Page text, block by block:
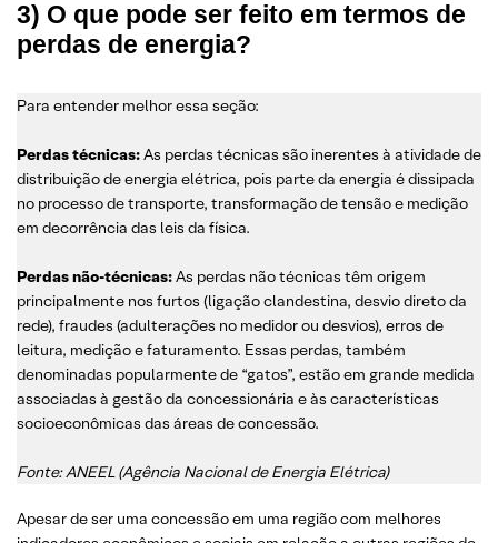
3) O que pode ser feito em termos de
perdas de energia?
Para entender melhor essa seção:
Perdas técnicas:As perdas técnicas são inerentes à atividade de
distribuição de energia elétrica, pois parte da energia é dissipada
no processo de transporte, transformação de tensão e medição
em decorrência das leis da física.
Perdas não-técnicas:As perdas não técnicas têm origem
principalmente nos furtos (ligação clandestina, desvio direto da
rede), fraudes (adulterações no medidor ou desvios), erros de
leitura, medição e faturamento. Essas perdas, também
denominadas popularmente de “gatos”, estão em grande medida
associadas à gestão da concessionária e às características
socioeconômicas das áreas de concessão.
Fonte: ANEEL (Agência Nacional de Energia Elétrica)
Apesar de ser uma concessão em uma região com melhores